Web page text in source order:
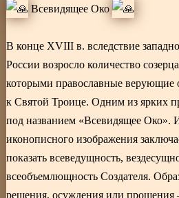
Всевидящее Око
В конце XVIII в. вследствие
России возросло количество
которыми православные верующие
к Святой Троице. Одним из ярких
под названием «Всевидящее Око».
иконописного изображения
показать всеведущность,
всеобъемлющность Создателя.
решения, осуждения или прощения